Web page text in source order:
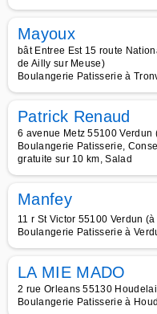
Mayoux
bât Entree Est 15 route
de Ailly sur Meuse)
Boulangerie Patisserie à
Patrick Renaud
6 avenue Metz 55100 Verdun
Boulangerie Patisserie,
gratuite sur 10 km, Salad
Manfey
11 r St Victor 55100 Verdun
Boulangerie Patisserie à
LA MIE MADO
2 rue Orleans 55130
Boulangerie Patisserie à